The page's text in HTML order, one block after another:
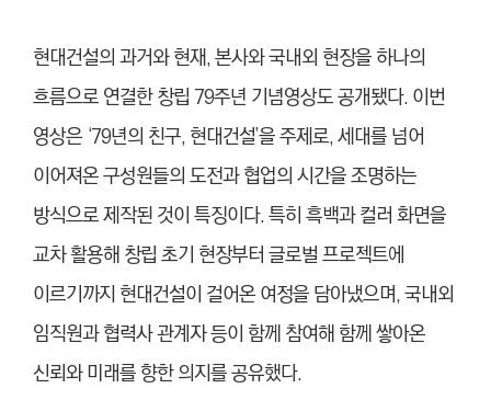
현대건설의 과거와 현재, 본사와 국내외 현장을 하나의
흐름으로 연결한 창립 79주년 기념영상도 공개됐다. 이번
영상은 ‘79년의 친구, 현대건설’을 주제로, 세대를 넘어
이어져온 구성원들의 도전과 협업의 시간을 조명하는
방식으로 제작된 것이 특징이다. 특히 흑백과 컬러 화면을
교차 활용해 창립 초기 현장부터 글로벌 프로젝트에
이르기까지 현대건설이 걸어온 여정을 담아냈으며, 국내외
임직원과 협력사 관계자 등이 함께 참여해 함께 쌓아온
신뢰와 미래를 향한 의지를 공유했다.